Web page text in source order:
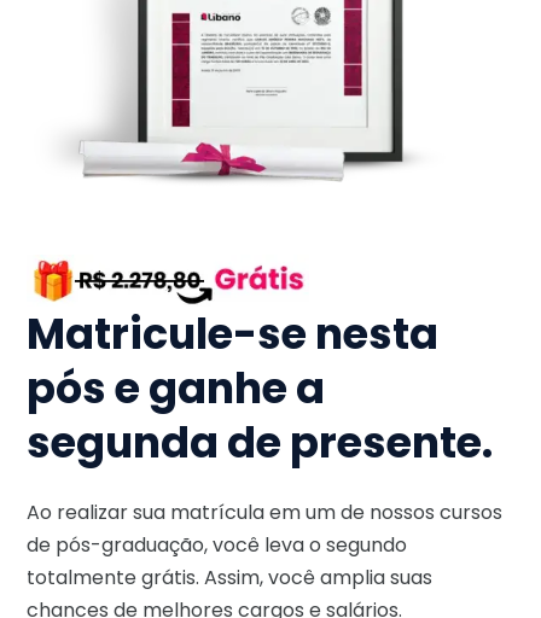
Matricule-se nesta
pós e ganhe a
segunda de presente.
Ao realizar sua matrícula em um de nossos cursos
de pós-graduação, você leva o segundo
totalmente grátis. Assim, você amplia suas
chances de melhores cargos e salários.